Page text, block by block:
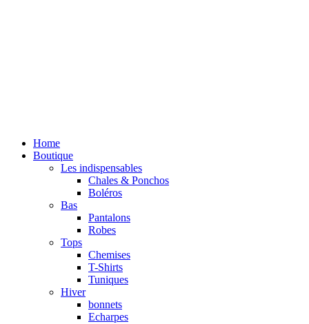
Home
Boutique
Les indispensables
Chales & Ponchos
Boléros
Bas
Pantalons
Robes
Tops
Chemises
T-Shirts
Tuniques
Hiver
bonnets
Echarpes